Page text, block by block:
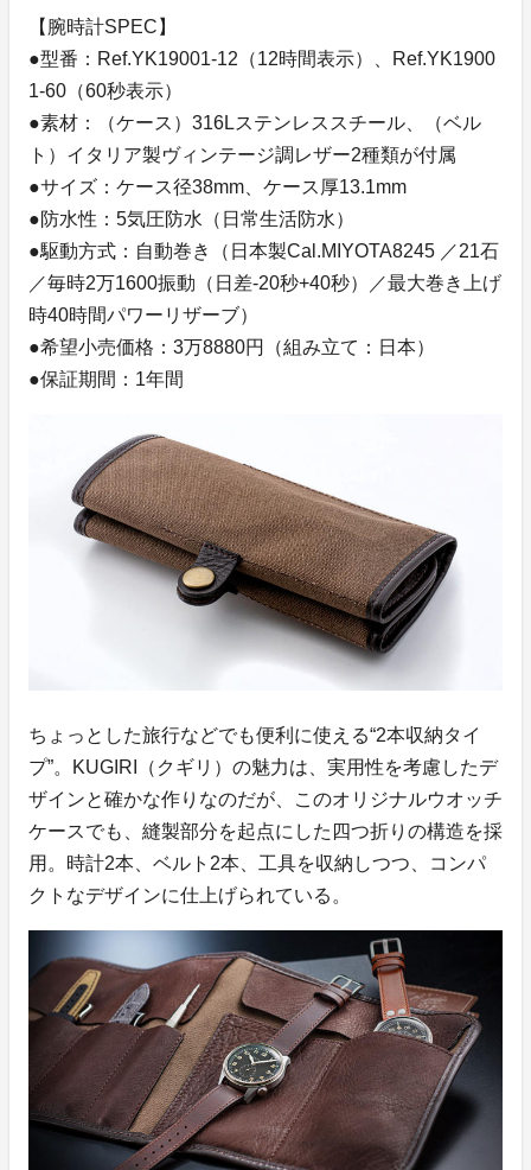
【腕時計SPEC】
●型番：Ref.YK19001-12（12時間表示）、Ref.YK1900
1-60（60秒表示）
●素材：（ケース）316Lステンレススチール、（ベル
ト）イタリア製ヴィンテージ調レザー2種類が付属
●サイズ：ケース径38mm、ケース厚13.1mm
●防水性：5気圧防水（日常生活防水）
●駆動方式：自動巻き（日本製Cal.MIYOTA8245 ／21石
／毎時2万1600振動（日差-20秒+40秒）／最大巻き上げ
時40時間パワーリザーブ）
●希望小売価格：3万8880円（組み立て：日本）
●保証期間：1年間
ちょっとした旅行などでも便利に使える“2本収納タイ
プ”。KUGIRI（クギリ）の魅力は、実用性を考慮したデ
ザインと確かな作りなのだが、このオリジナルウオッチ
ケースでも、縫製部分を起点にした四つ折りの構造を採
用。時計2本、ベルト2本、工具を収納しつつ、コンパ
クトなデザインに仕上げられている。